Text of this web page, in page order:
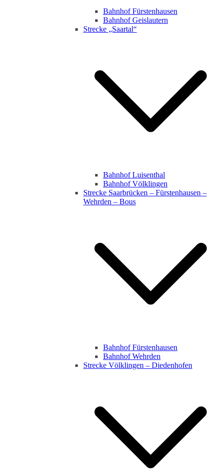
Bahnhof Fürstenhausen
Bahnhof Geislautern
Strecke „Saartal“
Bahnhof Luisenthal
Bahnhof Völklingen
Strecke Saarbrücken – Fürstenhausen –
Wehrden – Bous
Bahnhof Fürstenhausen
Bahnhof Wehrden
Strecke Völklingen – Diedenhofen